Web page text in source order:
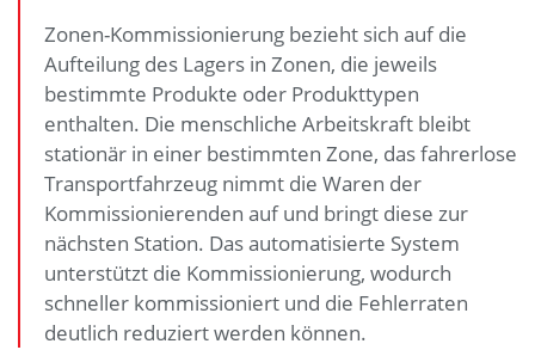
Zonen-Kommissionierung bezieht sich auf die
Aufteilung des Lagers in Zonen, die jeweils
bestimmte Produkte oder Produkttypen
enthalten. Die menschliche Arbeitskraft bleibt
stationär in einer bestimmten Zone, das fahrerlose
Transportfahrzeug nimmt die Waren der
Kommissionierenden auf und bringt diese zur
nächsten Station. Das automatisierte System
unterstützt die Kommissionierung, wodurch
schneller kommissioniert und die Fehlerraten
deutlich reduziert werden können.